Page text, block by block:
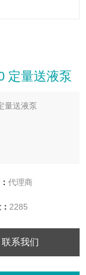
定量送液泵
量送液泵
代理商
2285
联系我们